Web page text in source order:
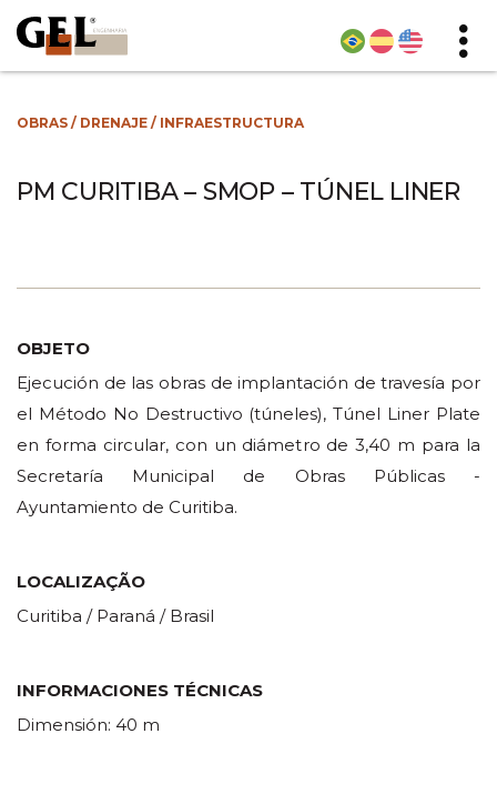
OBRAS / DRENAJE / INFRAESTRUCTURA
PM CURITIBA – SMOP – TÚNEL LINER
OBJETO
Ejecución de las obras de implantación de travesía por
el Método No Destructivo (túneles), Túnel Liner Plate
en forma circular, con un diámetro de 3,40 m para la
Secretaría Municipal de Obras Públicas -
Ayuntamiento de Curitiba.
LOCALIZAÇÃO
Curitiba / Paraná / Brasil
INFORMACIONES TÉCNICAS
Dimensión: 40 m